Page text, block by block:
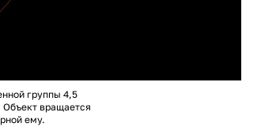
группы 4,5
Объект вращается
ему.